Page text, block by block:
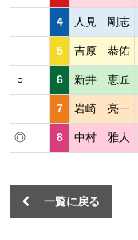
4 人見 剛志
5 吉原 恭佑
○ 6 新井 恵匠
7 岩崎 亮一
◎ 8 中村 雅人
一覧に戻る